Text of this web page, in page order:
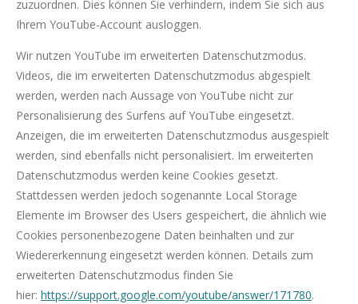
zuzuordnen. Dies können Sie verhindern, indem Sie sich aus
Ihrem YouTube-Account ausloggen.
Wir nutzen YouTube im erweiterten Datenschutzmodus.
Videos, die im erweiterten Datenschutzmodus abgespielt
werden, werden nach Aussage von YouTube nicht zur
Personalisierung des Surfens auf YouTube eingesetzt.
Anzeigen, die im erweiterten Datenschutzmodus ausgespielt
werden, sind ebenfalls nicht personalisiert. Im erweiterten
Datenschutzmodus werden keine Cookies gesetzt.
Stattdessen werden jedoch sogenannte Local Storage
Elemente im Browser des Users gespeichert, die ähnlich wie
Cookies personenbezogene Daten beinhalten und zur
Wiedererkennung eingesetzt werden können. Details zum
erweiterten Datenschutzmodus finden Sie
hier: https://support.google.com/youtube/answer/171780.